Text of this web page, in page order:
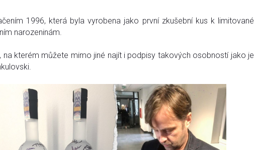
1996, která byla vyrobena jako první zkušební kus k limitované
narozeninám.
na kterém můžete mimo jiné najít i podpisy takových osobností jako je